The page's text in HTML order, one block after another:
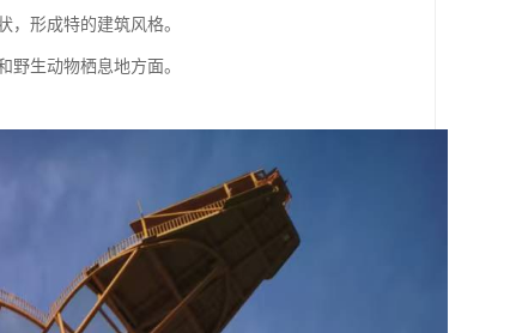
形成特的建筑风格。
生动物栖息地方面。